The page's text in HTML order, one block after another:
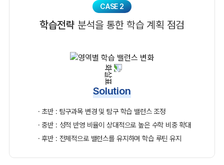
CASE 2
학습전략 분석을 통한 학습 계획 점검
Solution
· 초반 : 탐구과목 변경 및 탐구 학습 밸런스 조정
· 중반 : 성적 반영 비율이 상대적으로 높은 수학 비중 확대
· 후반 : 전체적으로 밸런스를 유지하며 학습 루틴 유지